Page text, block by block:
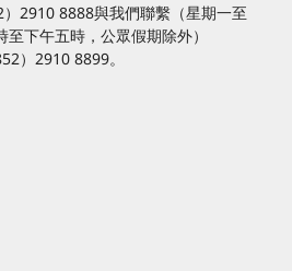
2910 8888與我們聯繫（星期一至
至下午五時，公眾假期除外）
）2910 8899。